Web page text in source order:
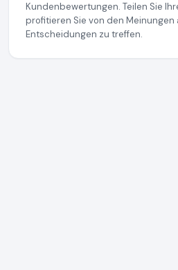
Kundenbewertungen. Teilen Sie
profitieren Sie von den
Entscheidungen zu treffen.